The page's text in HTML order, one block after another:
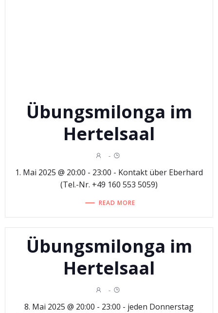
Übungsmilonga im
Hertelsaal
-
1. Mai 2025 @ 20:00 - 23:00 - Kontakt über Eberhard
(Tel.-Nr. +49 160 553 5059)
READ MORE
Übungsmilonga im
Hertelsaal
-
8. Mai 2025 @ 20:00 - 23:00 - jeden Donnerstag